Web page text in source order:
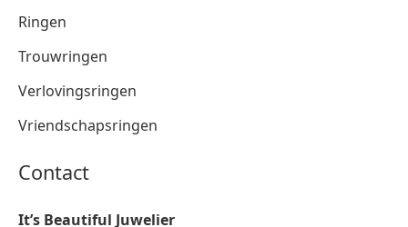
Ringen
Trouwringen
Verlovingsringen
Vriendschapsringen
Contact
It’s Beautiful Juwelier